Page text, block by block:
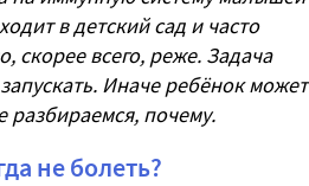
в детский сад и часто
скорее всего, реже. Задача
Иначе ребёнок может
разбираемся, почему.
не болеть?